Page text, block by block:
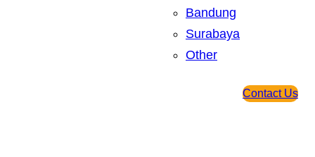
Bandung
Surabaya
Other
Contact Us